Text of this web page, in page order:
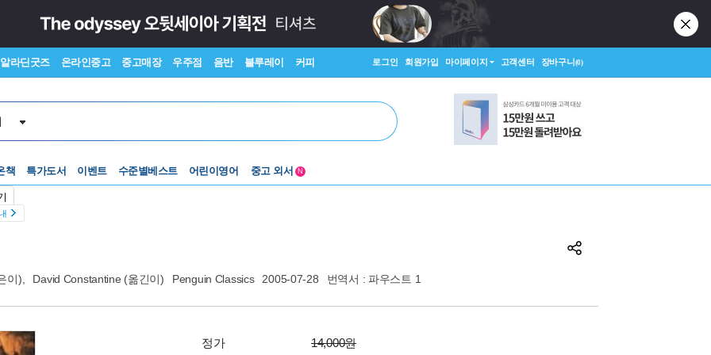
알라딘굿즈 온라인중고 중고매장 우주점 음반 블루레이 커피 로그인 회원가입 마이페이지 고객센터 장바구니(0)
책 특가도서 이벤트
Lexile®
어린이영어
5백원부터
N
이), David Constantine (옮긴이) Penguin Classics 2005-07-28 번역서 : 파우스트 1
정가 14,000원